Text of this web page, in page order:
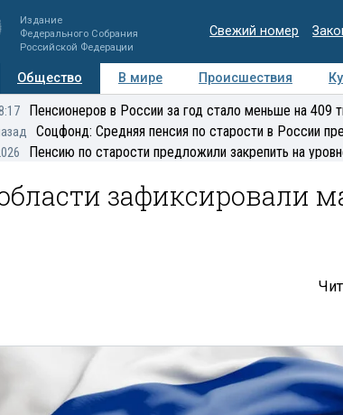
Издание
Федерального Собрания
Российской Федерации
Свежий номер
Общество В мире Происшествия
Регионы Медиацентр Интервью
Пенсионеров в России за год стало меньше на 409
Соцфонд: Средняя пенсия по старости в России
Пенсию по старости предложили закрепить на
зафиксировали